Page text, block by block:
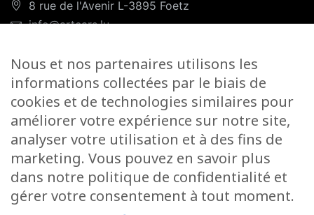
8 rue de l'Avenir L-3895 Foetz
info@artcars.lu
GSM : +352 661 701 701
Nos horaires
Lundi-Vendredi :9H00/12H00 & 13H00/18H00
Samedi :
Foetz : 9H00/12H00
Ettelbruck :9H00/12H00
Nous et nos partenaires utilisons les
informations collectées par le biais de
cookies et de technologies similaires pour
améliorer votre expérience sur notre site,
analyser votre utilisation et à des fins de
marketing. Vous pouvez en savoir plus
dans notre politique de confidentialité et
gérer votre consentement à tout moment.